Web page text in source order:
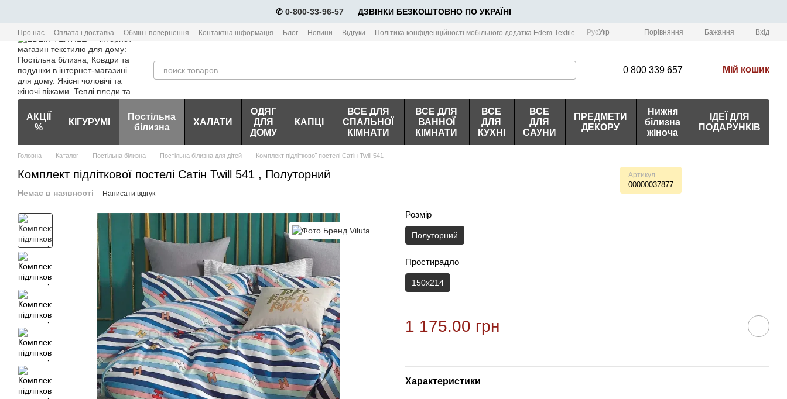
✆ 0-800-33-96-57 ⠀⠀ДЗВІНКИ БЕЗКОШТОВНО ПО УКРАЇНІ
Про нас Оплата і доставка Обмін і повернення Контактна інформація Блог Новини Відгуки Політика конфіденційності мобільного додатка Edem-Textile РусУкр Порівняння Бажання Вхід
0 800 339 657 Мій кошик
АКЦІЇ
%
КІГУРУМІ
Постільна
білизна
ХАЛАТИ
ОДЯГ
ДЛЯ
ДОМУ
КАПЦІ
ВСЕ ДЛЯ
СПАЛЬНОЇ
КІМНАТИ
ВСЕ ДЛЯ
ВАННОЇ
КІМНАТИ
ВСЕ
ДЛЯ
КУХНІ
ВСЕ
ДЛЯ
САУНИ
ПРЕДМЕТИ
ДЕКОРУ
Нижня
білизна
жіноча
ІДЕЇ ДЛЯ
ПОДАРУНКІВ
Головна Каталог Постільна білизна Постільна білизна для дітей Комплект підліткової постелі Сатін Twill 541
Комплект підліткової постелі Сатін Twill 541 , Полуторний Артикул
00000037877
Немає в наявності Написати відгук
Розмір
Полуторний
Простирадло
150х214
1 175.00 грн
Характеристики